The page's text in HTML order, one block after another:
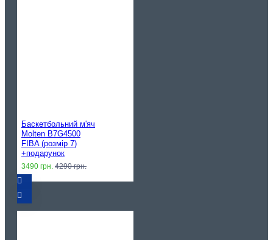
Баскетбольний м'яч
Molten B7G4500
FIBA (розмір 7)
+подарунок
3490 грн. 4290 грн.